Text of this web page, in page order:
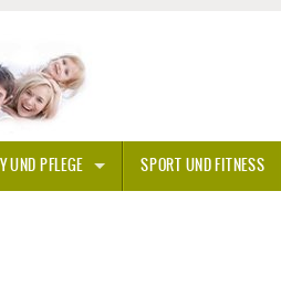
UND PFLEGE SPORT UND FITNESS